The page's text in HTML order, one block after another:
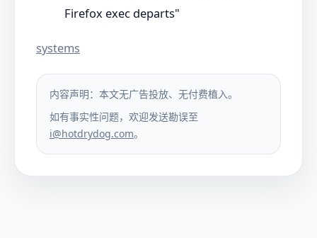
Firefox exec departs"
systems
内容声明：本文无广告投放、无付费植入。
如有事实性问题，欢迎发送勘误至
i@hotdrydog.com。